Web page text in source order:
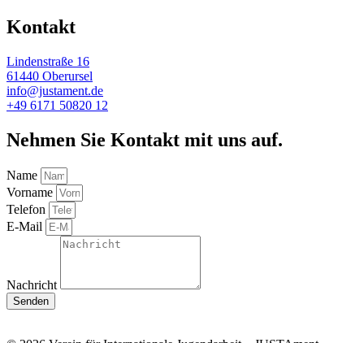
Kontakt
Lindenstraße 16
61440 Oberursel
info@justament.de
+49 6171 50820 12
Nehmen Sie Kontakt mit uns auf.
Name
Vorname
Telefon
E-Mail
Nachricht
Senden